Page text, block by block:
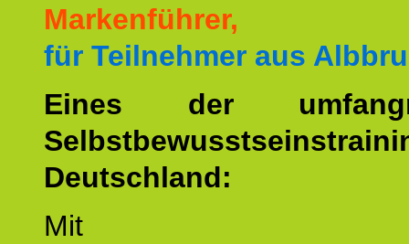
Markenführer,
für Teilnehmer aus
Eines der
Deutschland:
Mit